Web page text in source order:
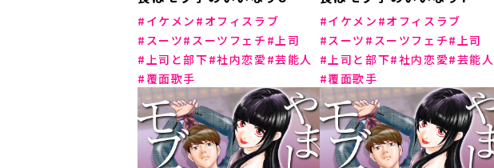
イケメン
オフィスラブ
スーツ
スーツフェチ
上司
上司と部下
社内恋愛
芸能人
覆面歌手
イケメン
オフィスラブ
スーツ
スーツフェチ
上司
上司と部下 社内恋愛 芸能人
覆面歌手